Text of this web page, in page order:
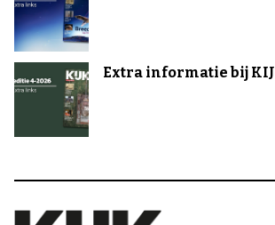
Extra informatie bij